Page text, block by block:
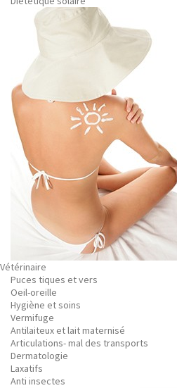
Vétérinaire
Puces tiques et vers
Oeil-oreille
Hygiène et soins
Vermifuge
Antilaiteux et lait maternisé
Articulations- mal des transports
Dermatologie
Laxatifs
Anti insectes